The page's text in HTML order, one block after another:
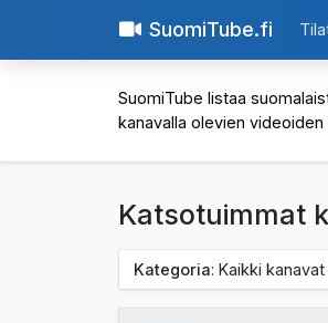
SuomiTube.fi
SuomiTube listaa
kanavalla olevien
Katsotuimmat
Kategoria: Kaikki kanavat